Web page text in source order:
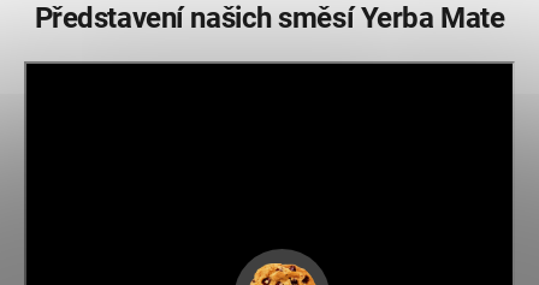
Představení našich směsí Yerba Mate